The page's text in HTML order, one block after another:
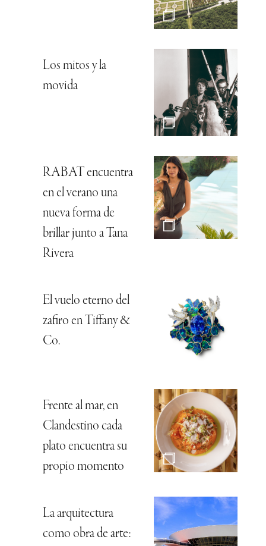
Los mitos y la
movida
RABAT encuentra
en el verano una
nueva forma de
brillar junto a Tana
Rivera
El vuelo eterno del
zafiro en Tiffany &
Co.
Frente al mar, en
Clandestino cada
plato encuentra su
propio momento
La arquitectura
como obra de arte: